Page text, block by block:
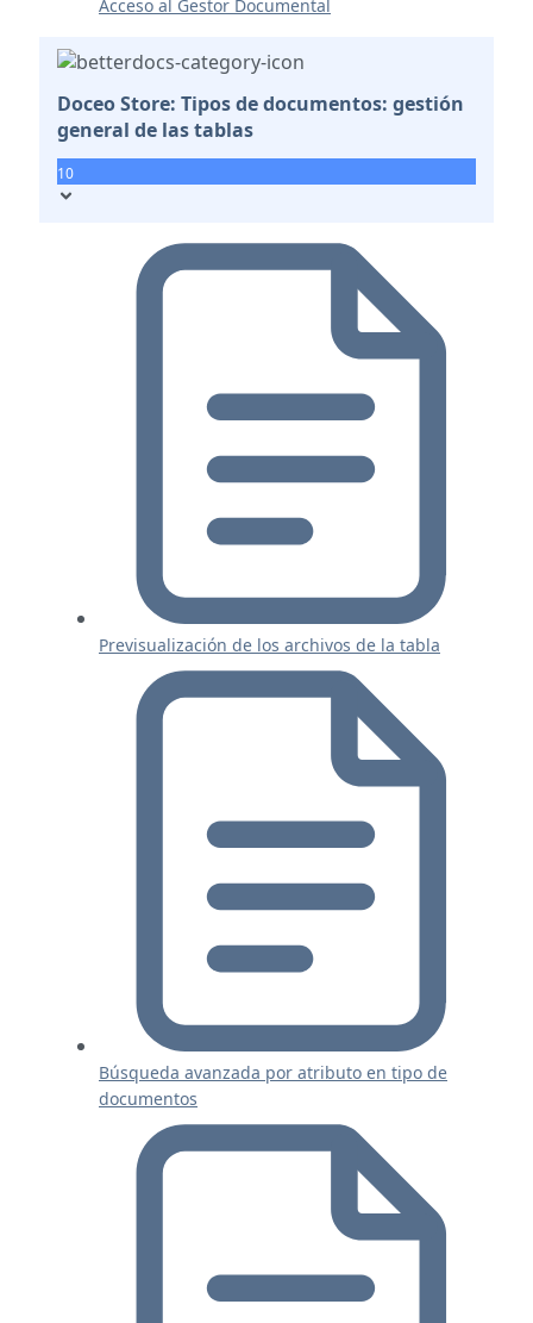
Acceso al Gestor Documental
Doceo Store: Tipos de documentos: gestión
general de las tablas
10
Previsualización de los archivos de la tabla
Búsqueda avanzada por atributo en tipo de
documentos